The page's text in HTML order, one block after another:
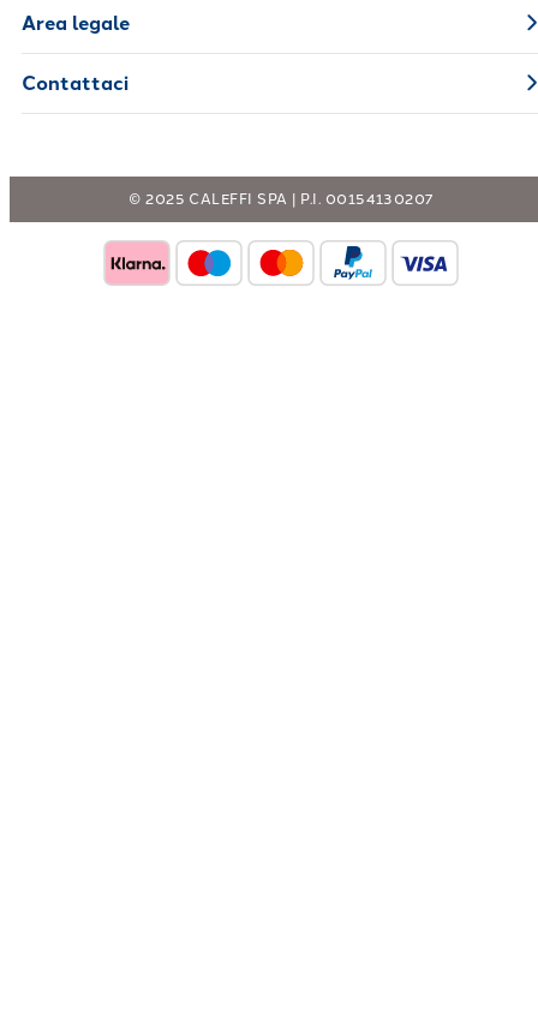
Area legale
Contattaci
© 2025 CALEFFI SPA | P.I. 00154130207